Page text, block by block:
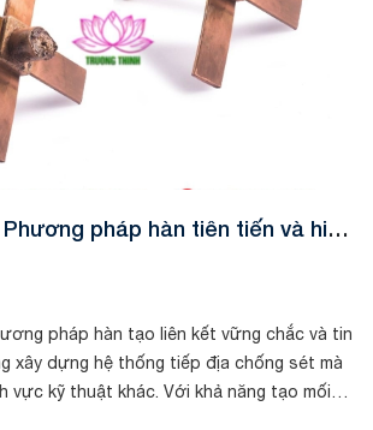
pháp hàn tiên tiến và hiệu
án kỹ thuật
pháp hàn tạo liên kết vững chắc và tin
xây dựng hệ thống tiếp địa chống sét mà
vực kỹ thuật khác. Với khả năng tạo mối